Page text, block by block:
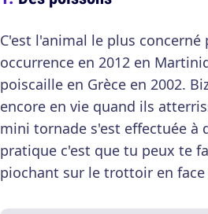
C'est l'animal le plus
occurrence en 2012 en
poiscaille en Grèce en 2002.
encore en vie quand ils
mini tornade s'est effectuée à
pratique c'est que tu peux te
piochant sur le trottoir en face